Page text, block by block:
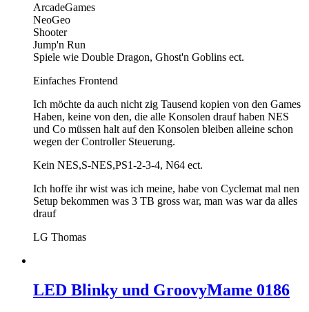
ArcadeGames
NeoGeo
Shooter
Jump'n Run
Spiele wie Double Dragon, Ghost'n Goblins ect.
Einfaches Frontend
Ich möchte da auch nicht zig Tausend kopien von den Games
Haben, keine von den, die alle Konsolen drauf haben NES
und Co müssen halt auf den Konsolen bleiben alleine schon
wegen der Controller Steuerung.
Kein NES,S-NES,PS1-2-3-4, N64 ect.
Ich hoffe ihr wist was ich meine, habe von Cyclemat mal nen
Setup bekommen was 3 TB gross war, man was war da alles
drauf
LG Thomas
LED Blinky und GroovyMame 0186